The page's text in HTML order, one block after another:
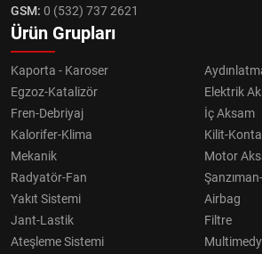
GSM: 0 (532) 737 2621
Ürün Grupları
Kaporta - Karoser
Egzoz-Katalizör
Elektrik
Fren-Debriyaj
İç Aksam
Kalorifer-Klima
Kilit-
Mekanik
Motor
Radyatör-Fan
Yakıt Sistemi
Airbag
Jant-Lastik
Filtre
Ateşleme Sistemi